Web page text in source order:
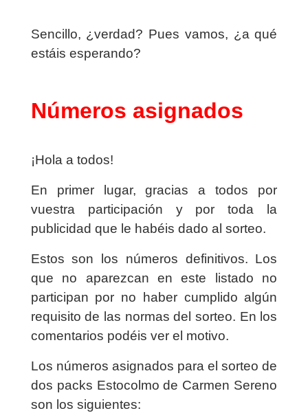
Sencillo, ¿verdad? Pues vamos, ¿a qué
estáis esperando?
Números asignados
¡Hola a todos!
En primer lugar, gracias a todos por
vuestra participación y por toda la
publicidad que le habéis dado al sorteo.
Estos son los números definitivos. Los
que no aparezcan en este listado no
participan por no haber cumplido algún
requisito de las normas del sorteo. En los
comentarios podéis ver el motivo.
Los números asignados para el sorteo de
dos packs Estocolmo de Carmen Sereno
son los siguientes: